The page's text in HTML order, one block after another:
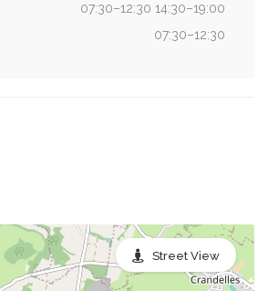
07:30–12:30 14:30–19:00
07:30–12:30
Street View